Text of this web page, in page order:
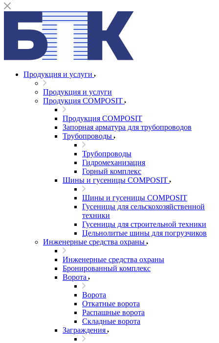
Продукция и услуги
Продукция и услуги
Продукция COMPOSIT
Продукция COMPOSIT
Запорная арматура для трубопроводов
Трубопроводы
Трубопроводы
Гидромеханизация
Горный комплекс
Шины и гусеницы COMPOSIT
Шины и гусеницы COMPOSIT
Гусеницы для сельскохозяйственной
техники
Гусеницы для строительной техники
Цельнолитые шины для погрузчиков
Инженерные средства охраны
Инженерные средства охраны
Бронированный комплекс
Ворота
Ворота
Откатные ворота
Распашные ворота
Складные ворота
Заграждения